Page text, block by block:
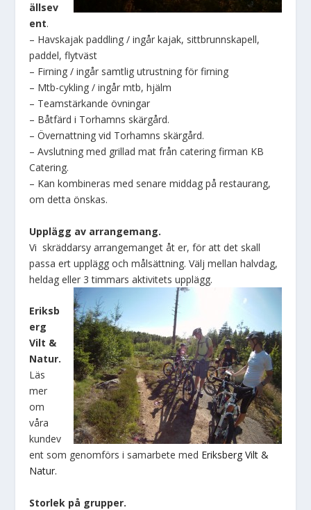
ällsev
ent.
– Havskajak paddling / ingår kajak, sittbrunnskapell,
paddel, flytväst
– Firning / ingår samtlig utrustning för firning
– Mtb-cykling / ingår mtb, hjälm
– Teamstärkande övningar
– Båtfärd i Torhamns skärgård.
– Övernattning vid Torhamns skärgård.
– Avslutning med grillad mat från catering firman KB
Catering.
– Kan kombineras med senare middag på restaurang,
om detta önskas.
Upplägg av arrangemang.
Vi skräddarsy arrangemanget åt er, för att det skall
passa ert upplägg och målsättning. Välj mellan halvdag,
heldag eller 3 timmars aktivitets upplägg.
Eriksb
erg
Vilt &
Natur.
Läs
mer
om
våra
kundev
ent som genomförs i samarbete med Eriksberg Vilt &
Natur.
Storlek på grupper.